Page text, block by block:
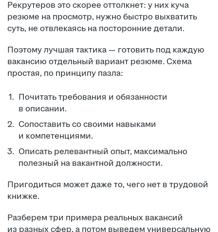
Рекрутеров это скорее оттолкнет: у них куча
резюме на просмотр, нужно быстро выхватить
суть, не отвлекаясь на посторонние детали.
Поэтому лучшая тактика — готовить под каждую
вакансию отдельный вариант резюме. Схема
простая, по принципу пазла:
Почитать требования и обязанности
в описании.
Сопоставить со своими навыками
и компетенциями.
Описать релевантный опыт, максимально
полезный на вакантной должности.
Пригодиться может даже то, чего нет в трудовой
книжке.
Разберем три примера реальных вакансий
из разных сфер, а потом выведем универсальную